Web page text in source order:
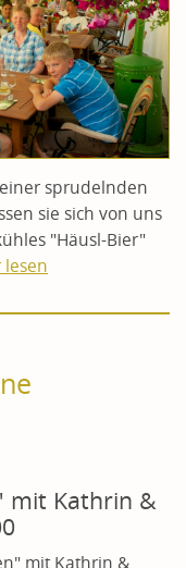
sprudelnden
sie sich von uns
"Häusl-Bier"
lesen
mit Kathrin &
mit Kathrin &